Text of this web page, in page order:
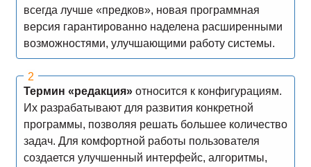
всегда лучше «предков», новая программная
версия гарантированно наделена расширенными
возможностями, улучшающими работу системы.
Термин «редакция»относится к конфигурациям.
Их разрабатывают для развития конкретной
программы, позволяя решать большее количество
задач. Для комфортной работы пользователя
создается улучшенный интерфейс, алгоритмы,